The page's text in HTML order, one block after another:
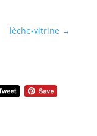
lèche-vitrine →